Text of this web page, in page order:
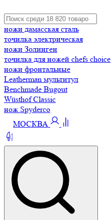
ножи дамасская сталь
точилка электрическая
ножи Золинген
точилка для ножей chefs choice
ножи фронтальные
Leatherman мультитул
Benchmade Bugout
Wüsthof Classic
нож Spyderco
МОСКВА